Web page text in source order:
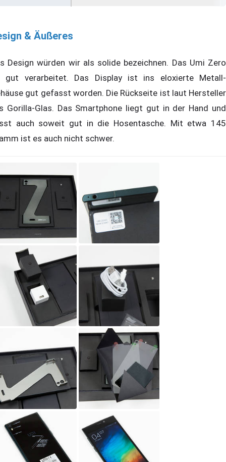
& Äußeres
Design würden wir als solide bezeichnen. Das Umi Zero
gut verarbeitet. Das Display ist ins eloxierte Metall-
gut gefasst worden. Die Rückseite ist laut Hersteller
Gorilla-Glas. Das Smartphone liegt gut in der Hand und
auch soweit gut in die Hosentasche. Mit etwa 145
ist es auch nicht schwer.